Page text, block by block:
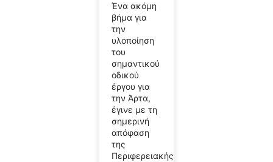
Ένα ακόμη
βήμα για
την
υλοποίηση
του
σημαντικού
οδικού
έργου για
την Άρτα,
έγινε με τη
σημερινή
απόφαση
της
Περιφερειακής